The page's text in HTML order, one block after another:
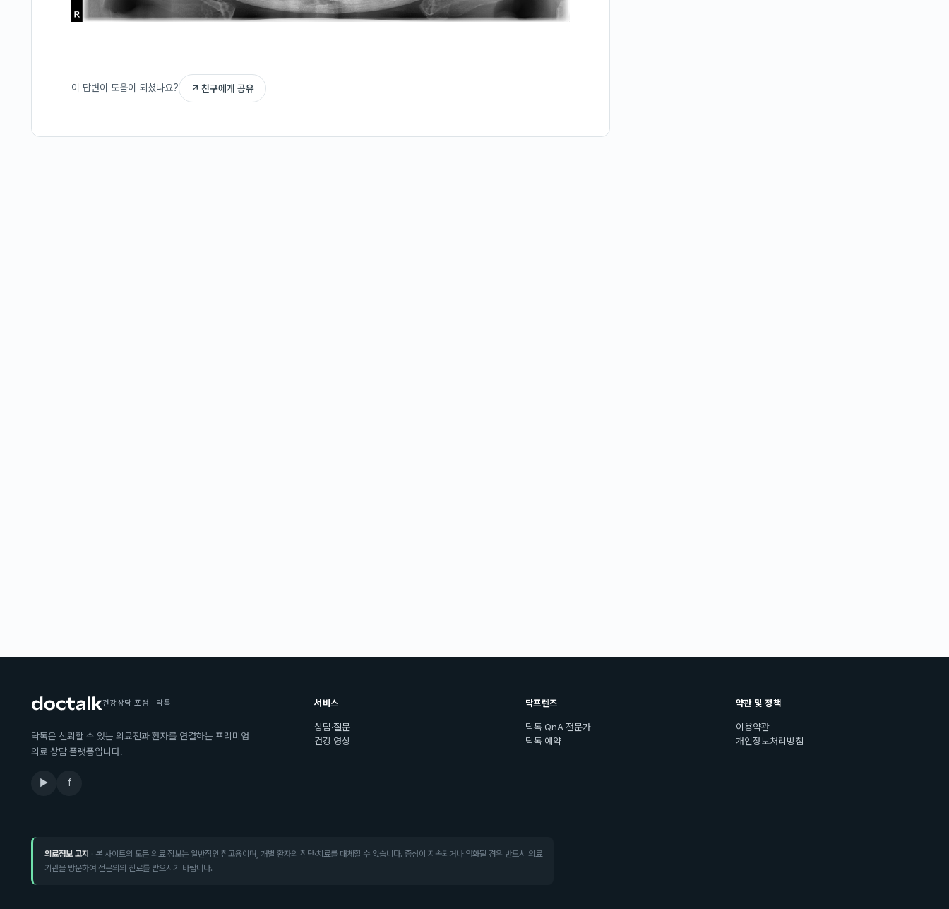
이 답변이 도움이 되셨나요? ↗ 친구에게 공유
건강상담 포럼 · 닥톡
닥톡은 신뢰할 수 있는 의료진과 환자를 연결하는 프리미엄
의료 상담 플랫폼입니다.
▶ f
서비스
상담·질문
건강 영상
닥프렌즈
닥톡 QnA 전문가
닥톡 예약
약관 및 정책
이용약관
개인정보처리방침
의료정보 고지 · 본 사이트의 모든 의료 정보는 일반적인 참고용이며, 개별 환자의 진단·치료를 대체할 수 없습니다. 증상이 지속되거나 악화될 경우 반드시 의료
기관을 방문하여 전문의의 진료를 받으시기 바랍니다.